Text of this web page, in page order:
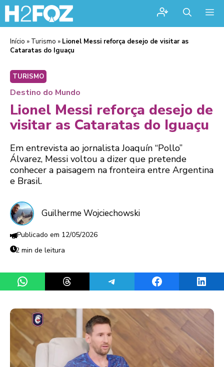
Início » Turismo » Lionel Messi reforça desejo de visitar as
Cataratas do Iguaçu
TURISMO
Destino do Mundo
Lionel Messi reforça desejo de
visitar as Cataratas do Iguaçu
Em entrevista ao jornalista Joaquín “Pollo”
Álvarez, Messi voltou a dizer que pretende
conhecer a paisagem na fronteira entre Argentina
e Brasil.
Guilherme Wojciechowski
12/05/2026
2 min de leitura
Share on WhatsAppShare on ThreadsShare on TelegramShare on Facebook